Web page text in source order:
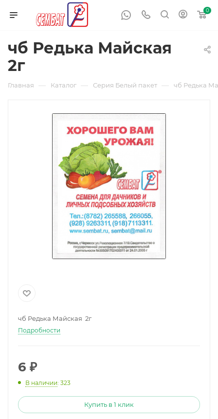
0
чб Редька Майская
2г
Главная — Каталог — Серия Белый пакет — чб Редька
чб Редька Майская 2г
Подробности
6 ₽
В наличии: 323
Купить в 1 клик